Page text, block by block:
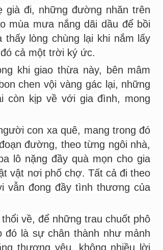
già đi, những đường nhăn trên
mùa mưa nắng dãi dầu để bồi
lòng chùng lại khi nắm lấy
cả một trời ký ức.
khi giao thừa này, bên mâm
chen vội vàng gác lại, những
còn kịp về với gia đình, mong
con xa quê, mang trong đó
đường, theo từng ngôi nhà,
lô nặng đầy quà mọn cho gia
vật nơi phố chợ. Tất cả đi theo
vẫn đong đầy tình thương của
về, để những trau chuốt phô
là sự chân thành như mảnh
thương yêu, không nhiều lời